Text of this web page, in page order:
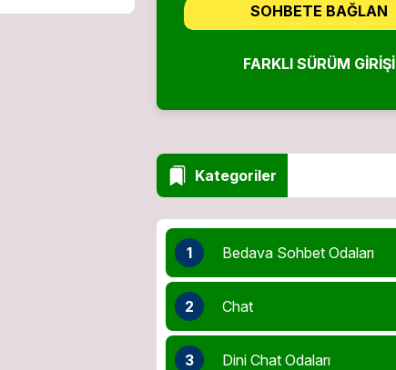
SOHBETE BAĞLAN
FARKLI SÜRÜM GIRIŞI
Kategoriler
1 Bedava Sohbet Odaları
2 Chat
3 Dini Chat Odaları